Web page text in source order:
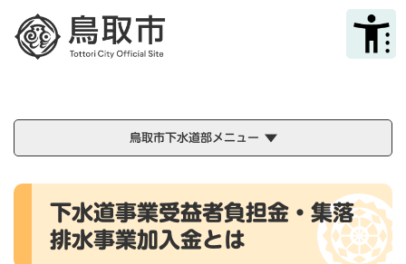
メニューを飛ばして本文へ
鳥取市下水道部メニュー
本
下水道事業受益者負担金・集落
排水事業加入金とは